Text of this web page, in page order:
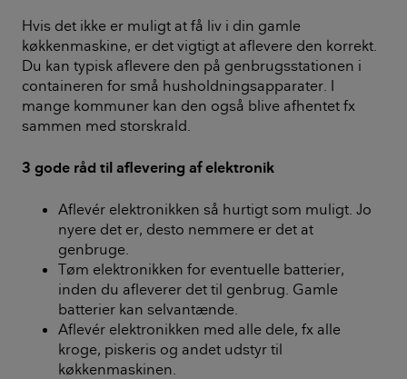
Hvis det ikke er muligt at få liv i din gamle
køkkenmaskine, er det vigtigt at aflevere den korrekt.
Du kan typisk aflevere den på genbrugsstationen i
containeren for små husholdningsapparater. I
mange kommuner kan den også blive afhentet fx
sammen med storskrald.
3 gode råd til aflevering af elektronik
Aflevér elektronikken så hurtigt som muligt. Jo
nyere det er, desto nemmere er det at
genbruge.
Tøm elektronikken for eventuelle batterier,
inden du afleverer det til genbrug. Gamle
batterier kan selvantænde.
Aflevér elektronikken med alle dele, fx alle
kroge, piskeris og andet udstyr til
køkkenmaskinen.